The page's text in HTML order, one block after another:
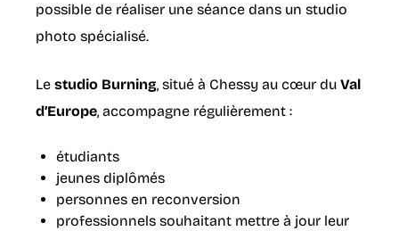
possible de réaliser une séance dans un studio
photo spécialisé.
Le studio Burning, situé à Chessy au cœur du Val
d’Europe, accompagne régulièrement :
étudiants
jeunes diplômés
personnes en reconversion
professionnels souhaitant mettre à jour leur